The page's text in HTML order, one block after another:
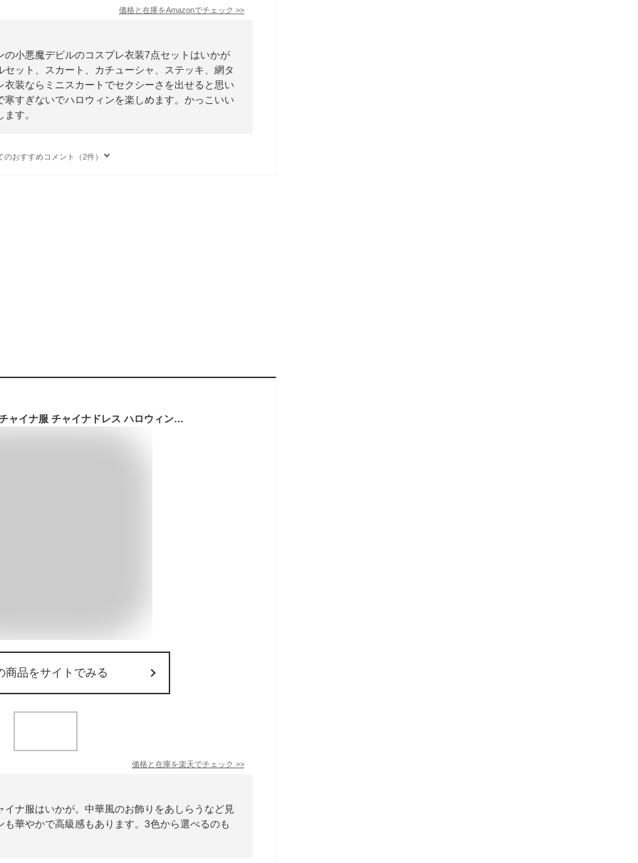
価格と在庫をAmazonでチェック >>
小悪魔デビルのコスプレ衣装7点セットはいかが
ット、スカート、カチューシャ、ステッキ、網タ
装ならミニスカートでセクシーさを出せると思い
すぎないでハロウィンを楽しめます。かっこいい
す。
のおすすめコメント（2件）
ハロウィン コスプレ チャイナ服 チャイナドレス ハロウィンコスプレ 仮装 大人 女性 可愛い 大きいサイズ チャイナ レディース ミニ丈 ミニ 中国 中華 ワンピース 大人 キョンシー セクシー コスプレ 衣装 コスチューム コスプレ衣装 ハロウィン仮装 コスプレ仮装 FKR
商品をサイトでみる
価格と在庫を楽天でチェック >>
ナ服はいかが。中華風のお飾りをあしらうなど見
華やかで高級感もあります。3色から選べるのも